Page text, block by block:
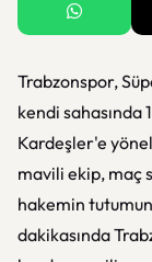
Trabzonspor,
kendi sahasında
Kardeşler'e
mavili ekip, maç
hakemin
dakikasında